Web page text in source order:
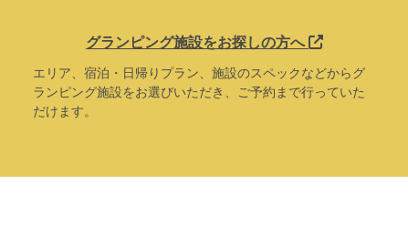
グランピング施設をお探しの方へ
エリア、宿泊・日帰りプラン、施設のスペックなどからグ
ランピング施設をお選びいただき、ご予約まで行っていた
だけます。